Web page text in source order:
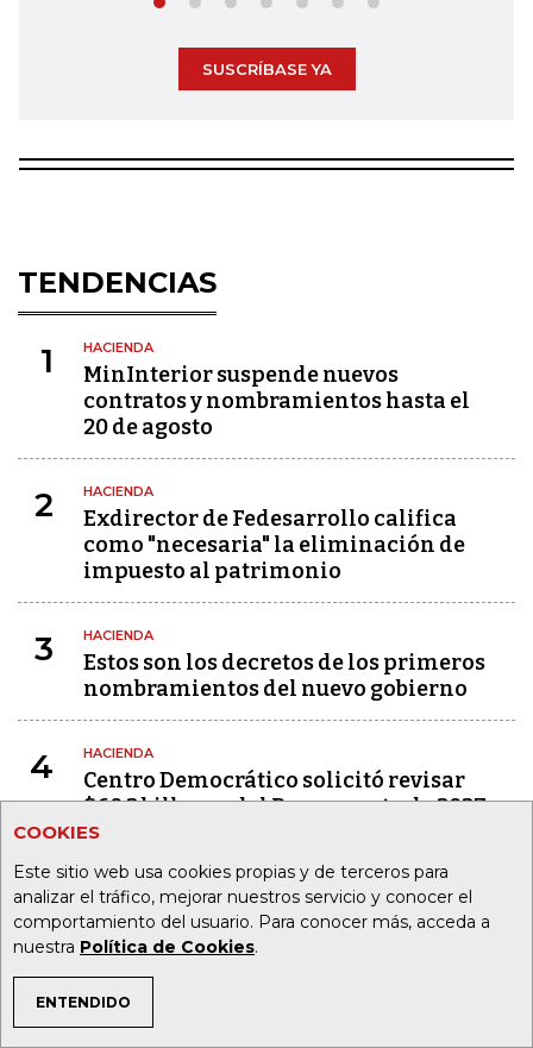
COOKIES
Este sitio web usa cookies propias y de terceros para
analizar el tráfico, mejorar nuestros servicio y conocer el
comportamiento del usuario. Para conocer más, acceda a
nuestra Política de Cookies.
ENTENDIDO
TEMAS DE INTERÉS
SUSCRÍBASE YA
TENDENCIAS
1 HACIENDA
MinInterior suspende nuevos
contratos y nombramientos hasta el
20 de agosto
2 HACIENDA
Exdirector de Fedesarrollo califica
como "necesaria" la eliminación de
impuesto al patrimonio
3 HACIENDA
Estos son los decretos de los primeros
nombramientos del nuevo gobierno
4 HACIENDA
Centro Democrático solicitó revisar
$60,2 billones del Presupuesto de 2027
5 HACIENDA
El abogado Andrés Felipe Velásquez
sería el nuevo director general de la
Dian
6 Ojo con la Contraloría